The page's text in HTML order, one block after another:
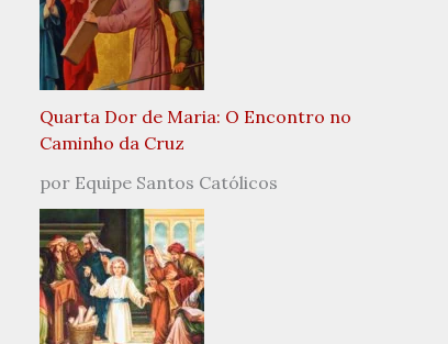
Quarta Dor de Maria: O Encontro no
Caminho da Cruz
por Equipe Santos Católicos